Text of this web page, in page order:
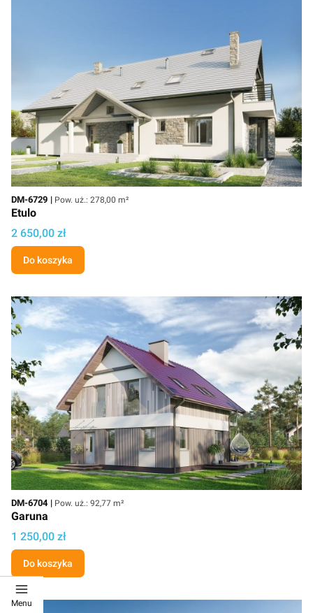
Kod
DM-6729 Powierzchnia użytkowa
Pow. uż.: 278,00 m²
Etulo
Cena projektu
2 650,00 zł
Do koszyka
Kod
DM-6704 Powierzchnia użytkowa
Pow. uż.: 92,77 m²
Garuna
Cena projektu
1 250,00 zł
Do koszyka
Menu